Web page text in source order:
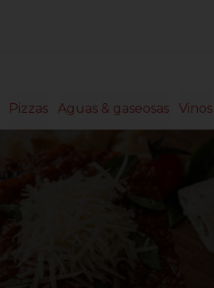
Pizzas Aguas & gaseosas Vinos